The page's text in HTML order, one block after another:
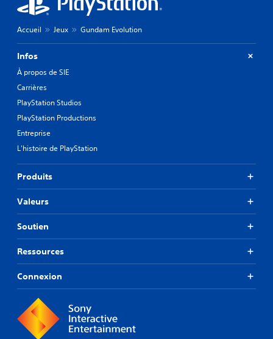
Accueil Jeux Gundam Evolution
Infos
À propos de SIE
Carrières
PlayStation Studios
PlayStation Productions
Entreprise
L'histoire de PlayStation
Produits
Valeurs
Soutien
Ressources
Connexion